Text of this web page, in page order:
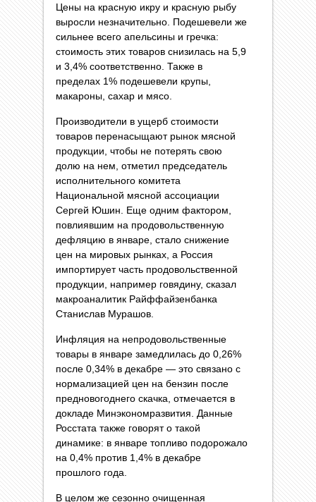
Цены на красную икру и красную рыбу
выросли незначительно. Подешевели же
сильнее всего апельсины и гречка:
стоимость этих товаров снизилась на 5,9
и 3,4% соответственно. Также в
пределах 1% подешевели крупы,
макароны, сахар и мясо.
Производители в ущерб стоимости
товаров перенасыщают рынок мясной
продукции, чтобы не потерять свою
долю на нем, отметил председатель
исполнительного комитета
Национальной мясной ассоциации
Сергей Юшин. Еще одним фактором,
повлиявшим на продовольственную
дефляцию в январе, стало снижение
цен на мировых рынках, а Россия
импортирует часть продовольственной
продукции, например говядину, сказал
макроаналитик Райффайзенбанка
Станислав Мурашов.
Инфляция на непродовольственные
товары в январе замедлилась до 0,26%
после 0,34% в декабре — это связано с
нормализацией цен на бензин после
предновогоднего скачка, отмечается в
докладе Минэкономразвития. Данные
Росстата также говорят о такой
динамике: в январе топливо подорожало
на 0,4% против 1,4% в декабре
прошлого года.
В целом же сезонно очищенная